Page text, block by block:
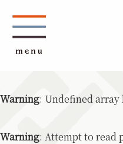
Warning: Undefined array
Warning: Attempt to read